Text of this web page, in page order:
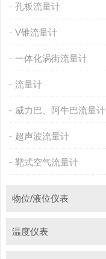
孔板流量计
V锥流量计
一体化涡街流量计
流量计
威力巴、阿牛巴流量计
超声波流量计
靶式空气流量计
物位/液位仪表
温度仪表